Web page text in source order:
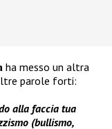
ha messo un altra
parole forti:
alla faccia tua
(bullismo,